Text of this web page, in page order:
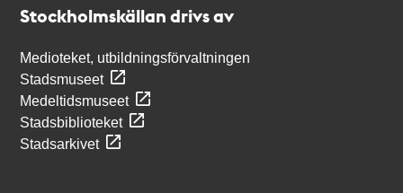
Stockholmskällan drivs av
Medioteket, utbildningsförvaltningen
Stadsmuseet
Medeltidsmuseet
Stadsbiblioteket
Stadsarkivet